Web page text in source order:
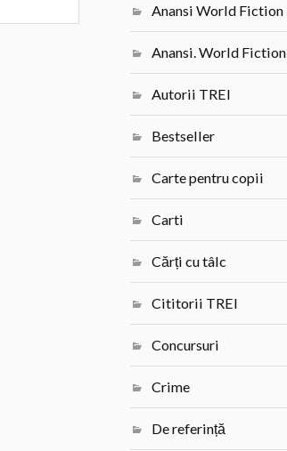
Anansi World Fiction
Anansi. World Fiction
Autorii TREI
Bestseller
Carte pentru copii
Carti
Cărți cu tâlc
Cititorii TREI
Concursuri
Crime
De referință